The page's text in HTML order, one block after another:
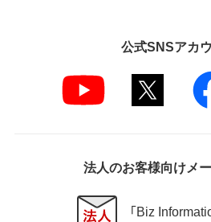
弊社は、データの消失、業務
損害等を含め、本ソフトウェ
に起因する直接的、間接的、特
の他いかなる損害にも、一切
本契約の締結により、お客様
公式SNSアカ
法人のお客様向けメ
「Biz